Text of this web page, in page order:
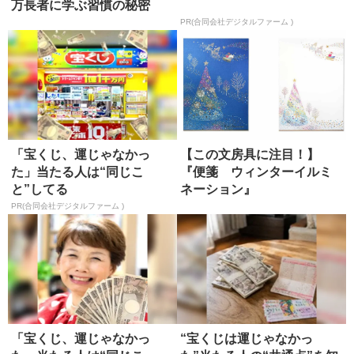
万長者に学ぶ習慣の秘密
PR(合同会社デジタルファーム )
「宝くじ、運じゃなかっ
た」当たる人は“同じこ
と”してる
PR(合同会社デジタルファーム )
【この文房具に注目！】
『便箋 ウィンターイルミ
ネーション』
「宝くじ、運じゃなかっ
“宝くじは運じゃなかっ